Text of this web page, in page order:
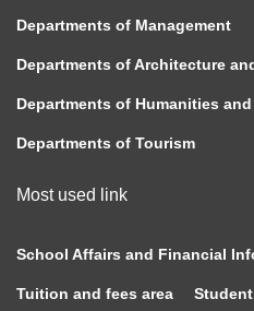
Departments of Management
Departments of Architecture
Departments of Humanities
Departments of Tourism
Most used link
School Affairs and Financial
Tuition and fees area